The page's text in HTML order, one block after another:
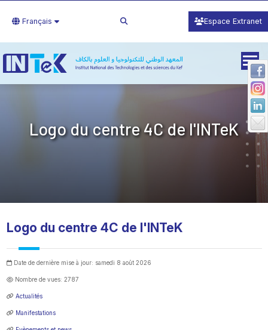
Français Espace Extranet
Logo du centre 4C de l'INTeK
Logo du centre 4C de l'INTeK
Date de dernière mise à jour: samedi 8 août 2026
Nombre de vues: 2787
Actualités
Manifestations